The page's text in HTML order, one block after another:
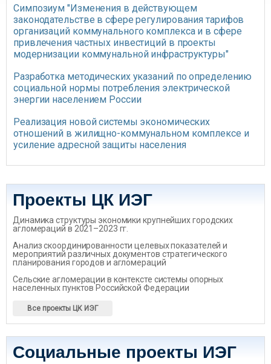
Симпозиум "Изменения в действующем
законодательстве в сфере регулирования тарифов
организаций коммунального комплекса и в сфере
привлечения частных инвестиций в проекты
модернизации коммунальной инфраструктуры"
Разработка методических указаний по определению
социальной нормы потребления электрической
энергии населением России
Реализация новой системы экономических
отношений в жилищно-коммунальном комплексе и
усиление адресной защиты населения
Проекты ЦК ИЭГ
Динамика структуры экономики крупнейших городских
агломераций в 2021–2023 гг.
Анализ скоординированности целевых показателей и
мероприятий различных документов стратегического
планирования городов и агломераций
Сельские агломерации в контексте системы опорных
населенных пунктов Российской Федерации
Все проекты ЦК ИЭГ
Социальные проекты ИЭГ